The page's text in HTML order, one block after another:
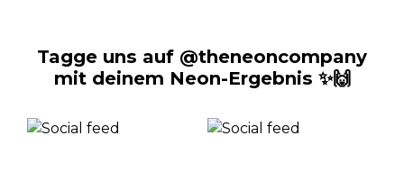
Tagge uns auf @theneoncompany
mit deinem Neon-Ergebnis ✨🙌